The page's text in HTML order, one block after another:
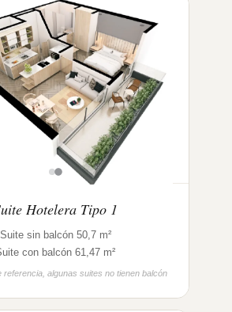
Hotelera Tipo 1
Suite sin balcón 50,7 m²
con balcón 61,47 m²
referencia, algunas suites no tienen balcón